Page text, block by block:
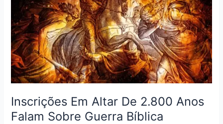
Inscrições Em Altar De 2.800 Anos
Falam Sobre Guerra Bíblica
2.800
Anos
Falam
Sobre
Guerra
Bíblica